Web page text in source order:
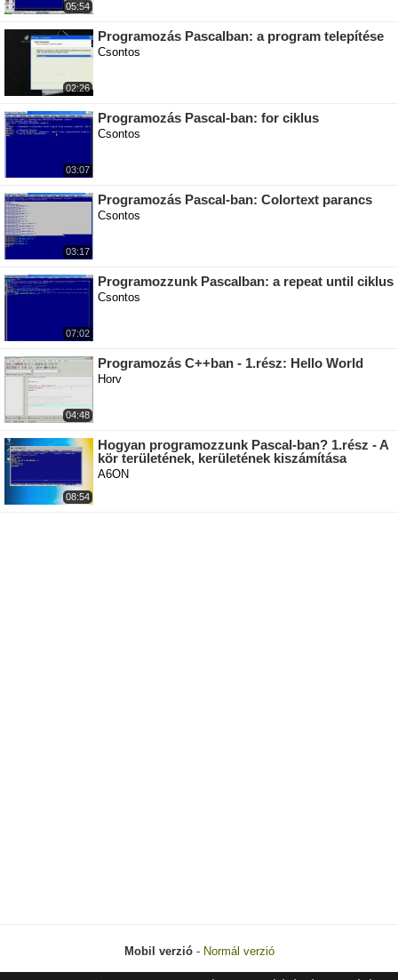
05:54
02:26
Programozás Pascalban: a program telepítése
Csontos
03:07
Programozás Pascal-ban: for ciklus
Csontos
03:17
Programozás Pascal-ban: Colortext parancs
Csontos
07:02
Programozzunk Pascalban: a repeat until ciklus
Csontos
04:48
Programozás C++ban - 1.rész: Hello World
Horv
08:54
Hogyan programozzunk Pascal-ban? 1.rész - A
kör területének, kerületének kiszámítása
A6ON
Mobil verzió- Normál verzió